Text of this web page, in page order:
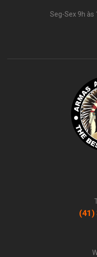
Seg-Sex 9h às
(41)